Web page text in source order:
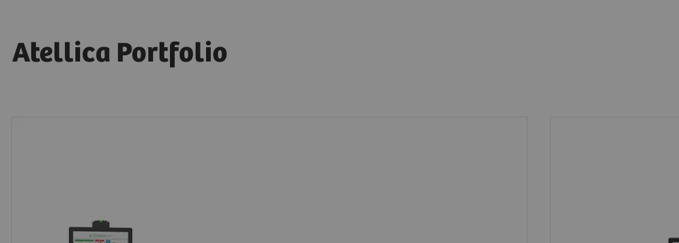
Atellica Portfolio